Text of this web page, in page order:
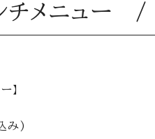
メニュー /
】
み)